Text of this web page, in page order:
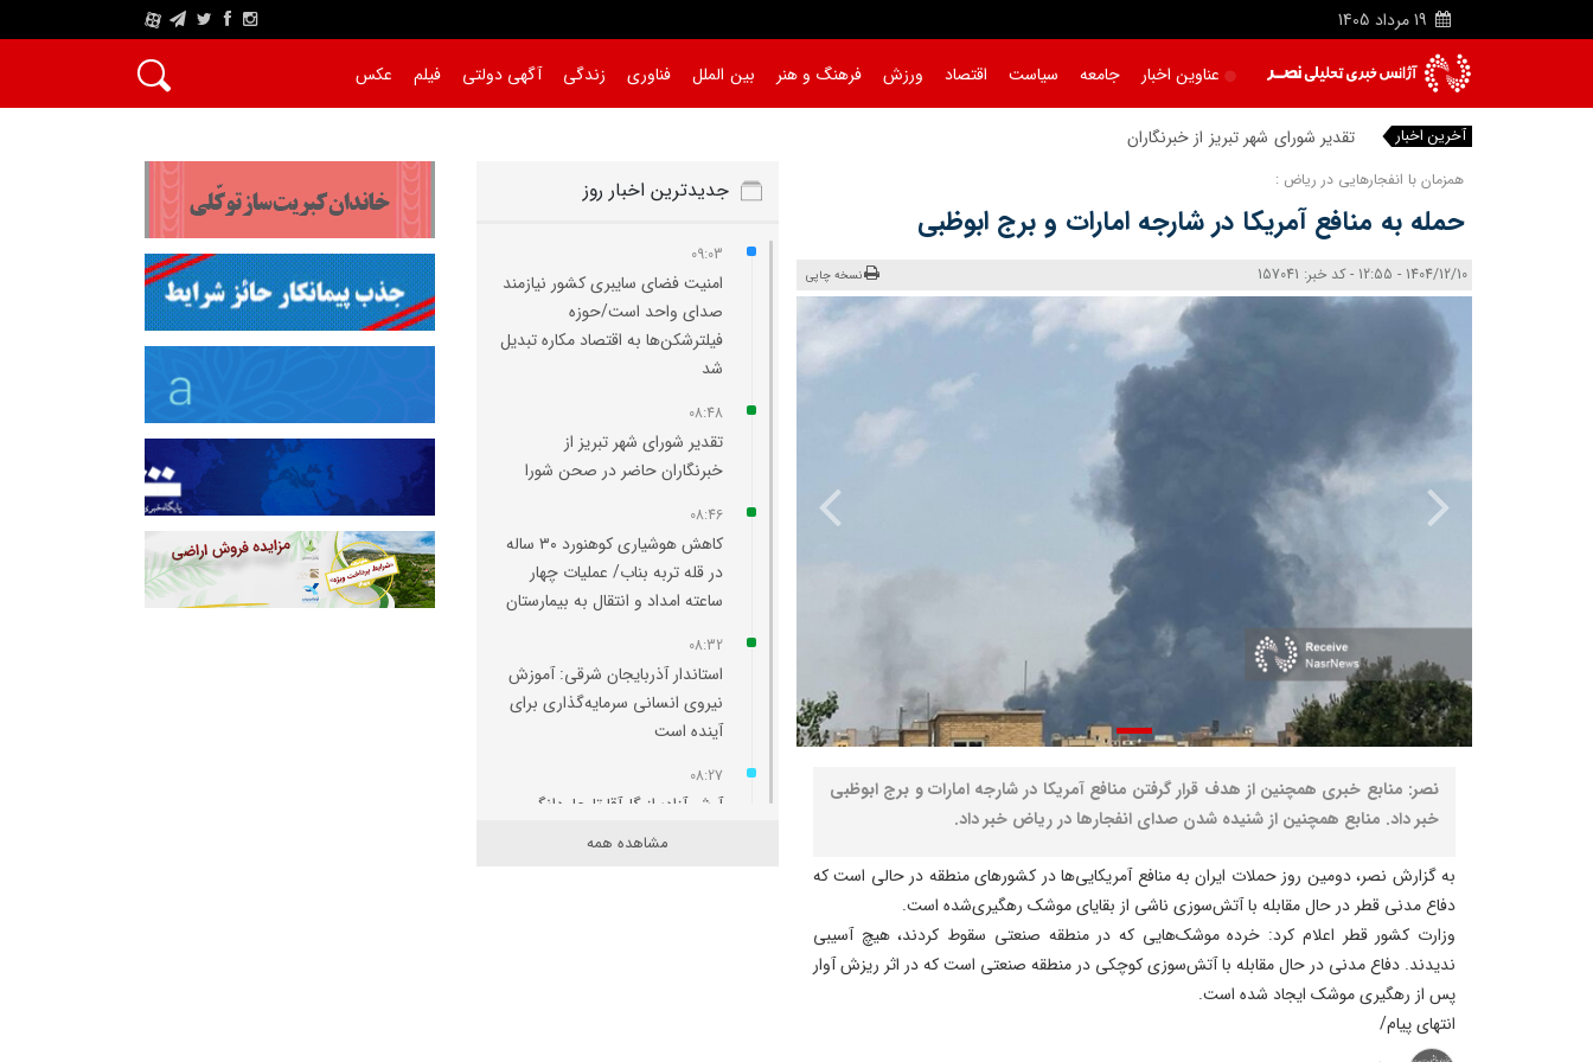
19 مرداد 1405
A
عناوین اخبار جامعه سیاست اقتصاد ورزش فرهنگ و هنر بین الملل فناوری زندگی آگهی دولتی فیلم عکس
آخرین اخبار تقدیر شورای شهر تبریز از خبرنگاران حاضر د
همزمان با انفجارهایی در ریاض :
حمله به منافع آمریکا در شارجه امارات و برج ابوظبی
1404/12/10 - 12:55 - کد خبر: 157041 نسخه چاپی
نصر: منابع خبری همچنین از هدف قرار گرفتن منافع آمریکا در شارجه امارات و برج ابوظبی
خبر داد. منابع همچنین از شنیده شدن صدای انفجارها در ریاض خبر داد.
به گزارش نصر، دومین روز حملات ایران به منافع آمریکایی‌ها در کشورهای منطقه در حالی است که
دفاع مدنی قطر در حال مقابله با آتش‌سوزی ناشی از بقایای موشک رهگیری‌شده است.
وزارت کشور قطر اعلام کرد: خرده موشک‌هایی که در منطقه صنعتی سقوط کردند، هیچ آسیبی
ندیدند. دفاع مدنی در حال مقابله با آتش‌سوزی کوچکی در منطقه صنعتی است که در اثر ریزش آوار
پس از رهگیری موشک ایجاد شده است.
انتهای پیام/
جدیدترین اخبار روز
09:03
امنیت فضای سایبری کشور نیازمند
صدای واحد است/حوزه
فیلترشکن‌ها به اقتصاد مکاره تبدیل
شد
08:48
تقدیر شورای شهر تبریز از
خبرنگاران حاضر در صحن شورا
08:46
کاهش هوشیاری کوهنورد ۳۰ ساله
در قله تربه بناب/ عملیات چهار
ساعته امداد و انتقال به بیمارستان
08:32
استاندار آذربایجان شرقی: آموزش
نیروی انسانی سرمایه‌گذاری برای
آینده است
08:27
آرش آزاد؛ از گل‌آقا تا جاودانگی
مشاهده همه